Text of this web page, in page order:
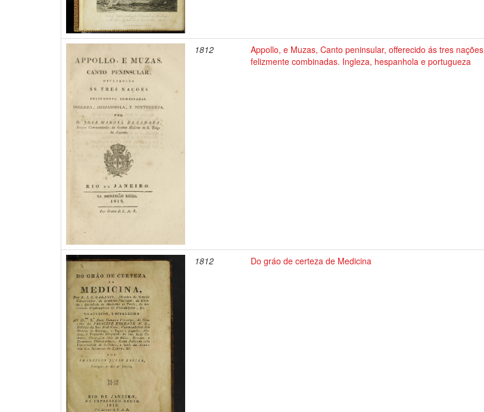
1812
Appollo, e Muzas, Canto peninsular, offerecido ás tres nações
felizmente combinadas. Ingleza, hespanhola e portugueza
1812 Do gráo de certeza de Medicina